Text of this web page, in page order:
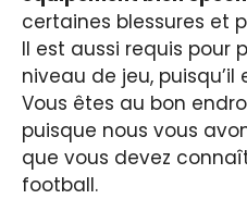
certaines blessures et
Il est aussi requis pour
niveau de jeu,
Vous êtes au bon
puisque nous vous
que vous devez
football.